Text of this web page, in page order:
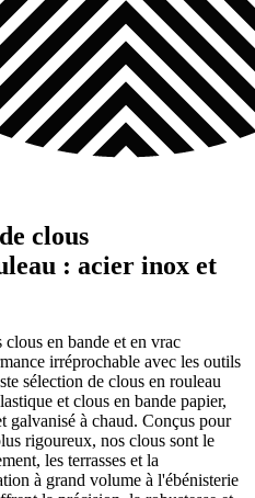
clous
: acier inox et
en bande et en vrac
irréprochable avec les outils
sélection de clous en rouleau
et clous en bande papier,
galvanisé à chaud. Conçus pour
rigoureux, nos clous sont le
les terrasses et la
à grand volume à l'ébénisterie